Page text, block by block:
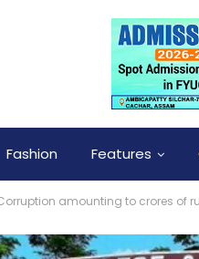
Fashion Features
amounting to crores of